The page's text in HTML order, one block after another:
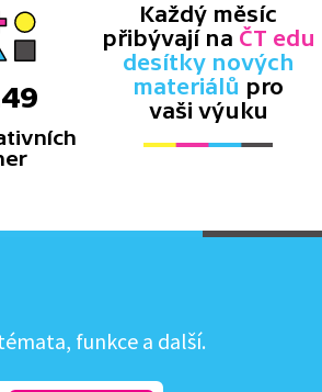
Každý měsíc
přibývají na ČT edu
desítky nových
materiálů pro
vaši výuku
funkce a další.